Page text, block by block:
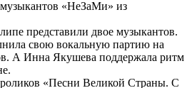
«НеЗаМи» из
представили двое музыкантов.
свою вокальную партию на
А Инна Якушева поддержала ритм
«Песни Великой Страны. С